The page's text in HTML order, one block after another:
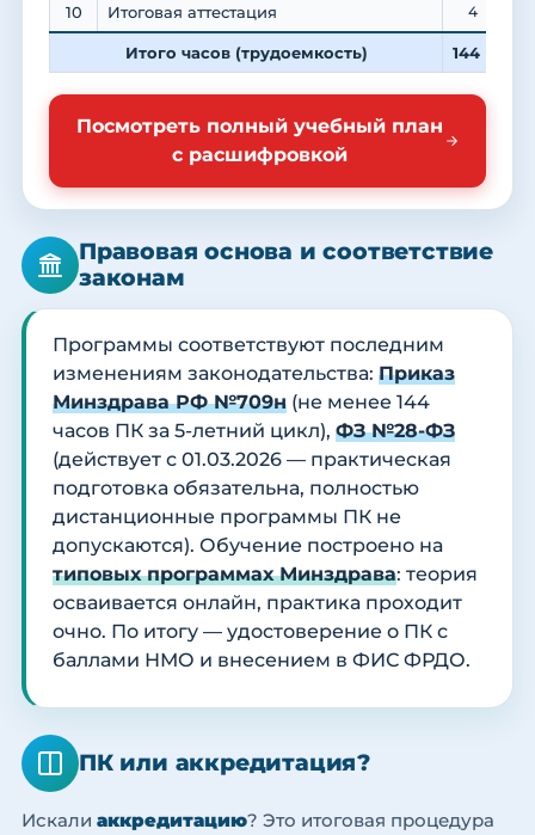
10 Итоговая аттестация 4
Итого часов (трудоемкость) 144
Посмотреть полный учебный план
с расшифровкой
Правовая основа и соответствие
законам
Программы соответствуют последним
изменениям законодательства: Приказ
Минздрава РФ №709н (не менее 144
часов ПК за 5-летний цикл), ФЗ №28-ФЗ
(действует с 01.03.2026 — практическая
подготовка обязательна, полностью
дистанционные программы ПК не
допускаются). Обучение построено на
типовых программах Минздрава: теория
осваивается онлайн, практика проходит
очно. По итогу — удостоверение о ПК с
баллами НМО и внесением в ФИС ФРДО.
ПК или аккредитация?
Искали аккредитацию? Это итоговая процедура